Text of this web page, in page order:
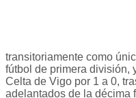
transitoriamente como
fútbol de primera división,
Celta de Vigo por 1 a 0,
adelantados de la décima